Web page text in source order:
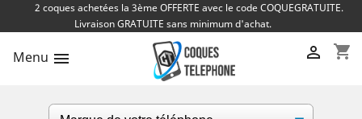
2 coques achetées la 3ème OFFERTE avec le code COQUEGRATUITE.
Livraison GRATUITE sans minimum d'achat.
Menu  shopping_cart
